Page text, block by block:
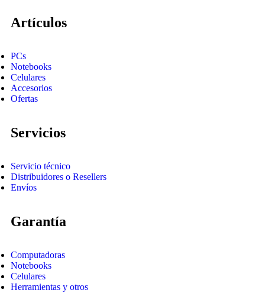
Artículos
PCs
Notebooks
Celulares
Accesorios
Ofertas
Servicios
Servicio técnico
Distribuidores o Resellers
Envíos
Garantía
Computadoras
Notebooks
Celulares
Herramientas y otros